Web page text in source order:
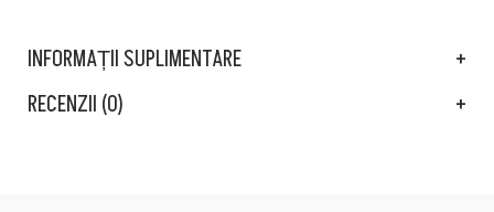
INFORMAȚII SUPLIMENTARE
RECENZII (0)